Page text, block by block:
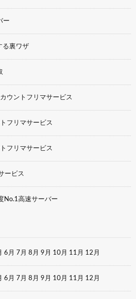
ー
る裏ワザ
ウントフリマサービス
フリマサービス
フリマサービス
ービス
No.1高速サーバー
6月 7月 8月 9月 10月 11月 12月
6月 7月 8月 9月 10月 11月 12月